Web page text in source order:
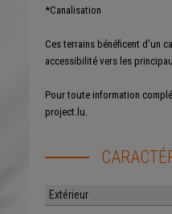
*Canalisation
Ces terrains bénéficent d'un
accessibilité vers les
Pour toute information
project.lu.
Extérieur